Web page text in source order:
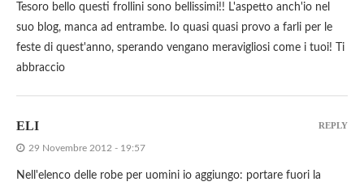
Tesoro bello questi frollini sono bellissimi!! L'aspetto anch'io nel
suo blog, manca ad entrambe. Io quasi quasi provo a farli per le
feste di quest'anno, sperando vengano meravigliosi come i tuoi! Ti
abbraccio
ELI
29 Novembre 2012 - 19:57
Nell'elenco delle robe per uomini io aggiungo: portare fuori la
REPLY